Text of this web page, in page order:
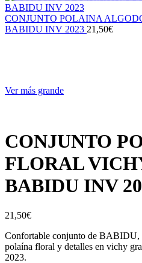
CONJUNTO POLAINA
BABIDU INV 2023 21,50€
Ver más grande
CONJUNTO
FLORAL
BABIDU INV
21,50€
Confortable conjunto de
polaína floral y detalles en vichy
2023.